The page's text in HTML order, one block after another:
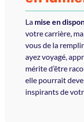
La mise en
votre carrière,
vous de la
ayez voyagé,
mérite d’être
elle pourrait
inspirants de